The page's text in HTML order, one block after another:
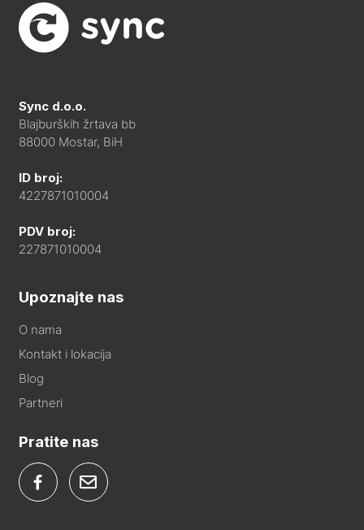
Sync d.o.o.
Blajburških žrtava bb
88000 Mostar, BiH
ID broj:
4227871010004
PDV broj:
227871010004
Upoznajte nas
O nama
Kontakt i lokacija
Blog
Partneri
Pratite nas